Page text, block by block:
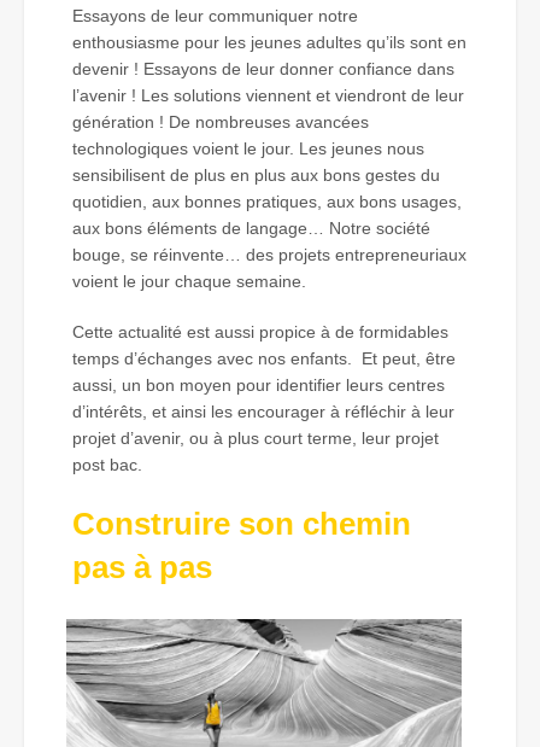
Essayons de leur communiquer notre
enthousiasme pour les jeunes adultes qu’ils sont en
devenir ! Essayons de leur donner confiance dans
l’avenir ! Les solutions viennent et viendront de leur
génération ! De nombreuses avancées
technologiques voient le jour. Les jeunes nous
sensibilisent de plus en plus aux bons gestes du
quotidien, aux bonnes pratiques, aux bons usages,
aux bons éléments de langage… Notre société
bouge, se réinvente… des projets entrepreneuriaux
voient le jour chaque semaine.
Cette actualité est aussi propice à de formidables
temps d’échanges avec nos enfants. Et peut, être
aussi, un bon moyen pour identifier leurs centres
d’intérêts, et ainsi les encourager à réfléchir à leur
projet d’avenir, ou à plus court terme, leur projet
post bac.
Construire son chemin
pas à pas